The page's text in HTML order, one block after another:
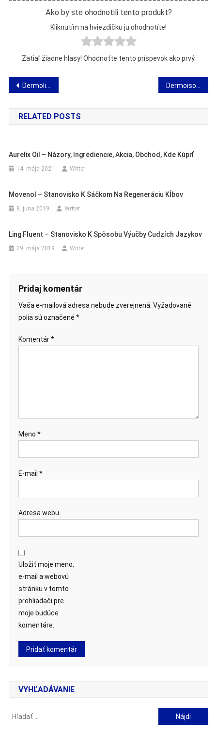
Ako by ste ohodnotili tento produkt?
Kliknutím na hviezdičku ju ohodnotíte!
Zatiaľ žiadne hlasy! Ohodnoťte tento príspevok ako prvý.
Navigácia
v
článku
Dermolium – názory, prísady, pôsobenie, dávkovanie, obchod, kde kúpiť
RELATED POSTS
Aurelix Oil – Názory, Ingrediencie, Akcia, Obchod, Kde Kúpiť
14. mája 2021 Writer
Movenol – Stanovisko K Sáčkom Na Regeneráciu Kĺbov
8. júna 2019 Writer
Ling Fluent – Stanovisko K Spôsobu Výučby Cudzích Jazykov
29. mája 2019 Writer
Pridaj komentár
Vaša e-mailová adresa nebude zverejnená. Vyžadované
polia sú označené *
Komentár*
Meno *
E-mail *
Adresa webu
Uložiť moje meno,
e-mail a webovú
stránku v tomto
prehliadači pre
moje budúce
komentáre.
VYHĽADÁVANIE
Hľadať: